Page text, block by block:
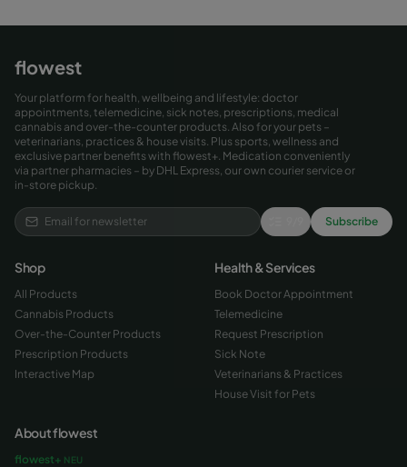
flowest
Your platform for health, wellbeing and lifestyle: doctor
appointments, telemedicine, sick notes, prescriptions, medical
cannabis and over-the-counter products. Also for your pets –
veterinarians, practices & house visits. Plus sports, wellness and
exclusive partner benefits with flowest+. Medication conveniently
via partner pharmacies – by DHL Express, our own courier service or
in-store pickup.
Subscribe
Shop
All Products
Cannabis Products
Over-the-Counter Products
Prescription Products
Interactive Map
Health & Services
Book Doctor Appointment
Telemedicine
Request Prescription
Sick Note
Veterinarians & Practices
House Visit for Pets
About flowest
flowest+ NEU